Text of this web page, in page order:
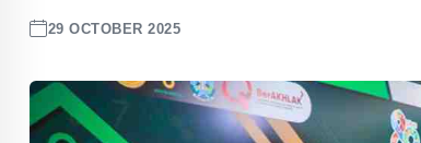
29 OCTOBER 2025